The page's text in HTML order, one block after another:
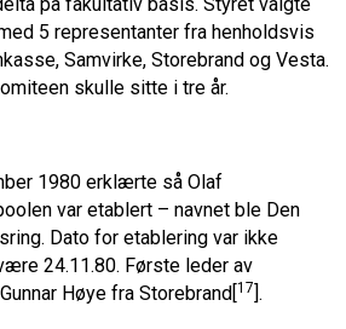
5 representanter fra henholdsvis
Samvirke, Storebrand og Vesta.
skulle sitte i tre år.
1980 erklærte så Olaf
var etablert – navnet ble Den
Dato for etablering var ikke
24.11.80. Første leder av
Høye fra Storebrand[17].